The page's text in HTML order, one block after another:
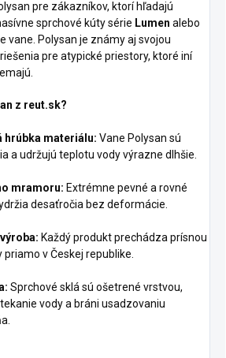
pre zákazníkov, ktorí hľadajú
sprchové kúty série Lumen alebo
vane. Polysan je známy aj svojou
pre atypické priestory, ktoré iní
z reut.sk?
hrúbka materiálu: Vane Polysan sú
a udržujú teplotu vody výrazne dlhšie.
mramoru: Extrémne pevné a rovné
desaťročia bez deformácie.
Každý produkt prechádza prísnou
v Českej republike.
Sprchové sklá sú ošetrené vrstvou,
vody a bráni usadzovaniu